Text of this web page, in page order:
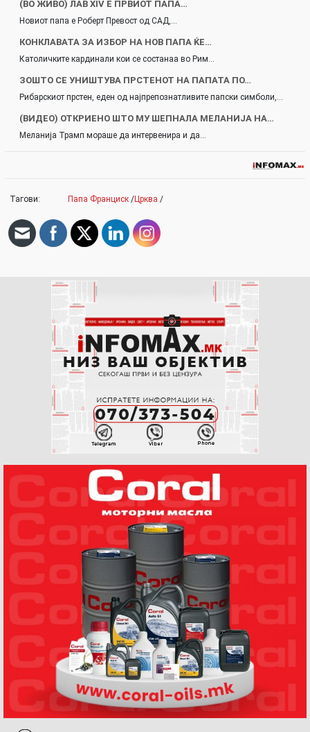
(ВО ЖИВО) ЛАВ XIV Е ПРВИОТ ПАПА…
Новиот папа е Роберт Превост од САД,…
КОНКЛАВАТА ЗА ИЗБОР НА НОВ ПАПА ЌЕ…
Католичките кардинали кои се состанаа во Рим…
ЗОШТО СЕ УНИШТУВА ПРСТЕНОТ НА ПАПАТА ПО…
Рибарскиот прстен, еден од најпрепознатливите папски симболи,…
(ВИДЕО) ОТКРИЕНО ШТО МУ ШЕПНАЛА МЕЛАНИЈА НА…
Меланија Трамп мораше да интервенира и да…
Тагови: Папа Франциск /Црква /